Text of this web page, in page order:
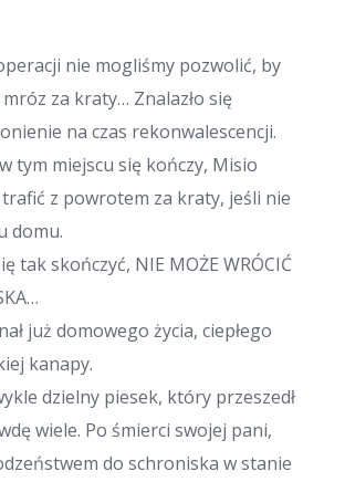
nie mogliśmy pozwolić, by
za kraty… Znalazło się
na czas rekonwalescencji.
tym miejscu się kończy, Misio
trafić z powrotem za kraty, jeśli nie
domu.
tak skończyć, NIE MOŻE WRÓCIĆ
już domowego życia, ciepłego
kanapy.
dzielny piesek, który przeszedł
wiele. Po śmierci swojej pani,
do schroniska w stanie